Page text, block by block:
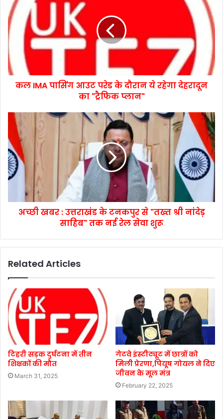
कल IMA पासिंग आउट परेड के दौरान ये रहेगा देहरादून
का "ट्रैफिक प्लान"
अच्छी खबर : उत्तराखंड के टनकपुर से "तख्त श्री नांदेड़
साहिब" तक नई रेल सेवा शुरू
Related Articles
टिहरी सड़क दुर्घटना में तीन
शिक्षकों की मौत
March 31, 2025
गेटवे इंस्टीट्यूट में छात्रों को
मिली प्रेरणा,पियूष गोयल ने दिए
जीवन के मूल मंत्र
February 22, 2025